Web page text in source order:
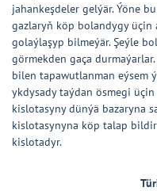
jahankeşdeler gelýär. Ýöne
gazlaryň köp bolandygy
golaýlaşyp bilmeýär. Şeýle
görmekden gaça
bilen tapawutlanman eýsem
ykdysady taýdan ösmegi
kislotasyny dünýä bazaryna
kislotasynyna köp talap
kislotadyr.